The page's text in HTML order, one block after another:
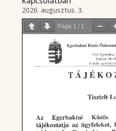
2026. augusztus. 3.
Page 1 / 1